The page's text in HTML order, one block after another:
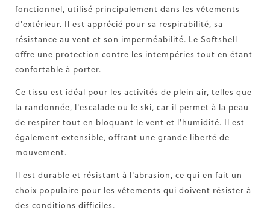
fonctionnel, utilisé principalement dans les vêtements
d'extérieur. Il est apprécié pour sa respirabilité, sa
résistance au vent et son imperméabilité. Le Softshell
offre une protection contre les intempéries tout en étant
confortable à porter.
Ce tissu est idéal pour les activités de plein air, telles que
la randonnée, l'escalade ou le ski, car il permet à la peau
de respirer tout en bloquant le vent et l'humidité. Il est
également extensible, offrant une grande liberté de
mouvement.
Il est durable et résistant à l'abrasion, ce qui en fait un
choix populaire pour les vêtements qui doivent résister à
des conditions difficiles.